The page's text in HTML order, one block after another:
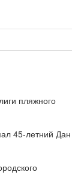
пляжного
45-летний Дан